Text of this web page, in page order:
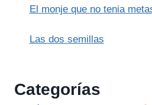
El monje que no tenia
Las dos semillas
Categorías